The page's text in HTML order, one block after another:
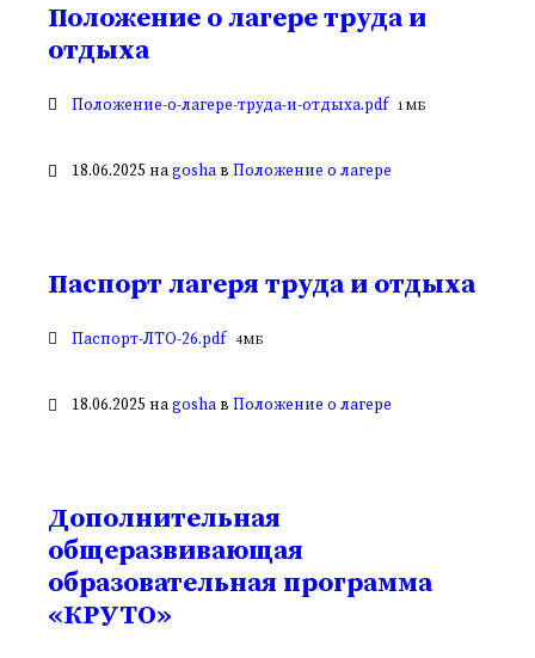
Положение о лагере труда и
отдыха
Вложения
Положение-о-лагере-труда-и-отдыха.pdf Размер
1 МБ
18.06.2025 наgosha в Положение о лагере
Паспорт лагеря труда и отдыха
Вложения
Паспорт-ЛТО-26.pdf Размер
4 МБ
18.06.2025 наgosha в Положение о лагере
Дополнительная
общеразвивающая
образовательная программа
«КРУТО»